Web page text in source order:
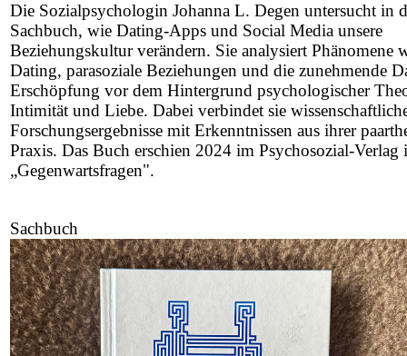
Die Sozialpsychologin Johanna L. Degen untersucht in
Sachbuch, wie Dating-Apps und Social Media unsere
Beziehungskultur verändern. Sie analysiert Phänomene
Dating, parasoziale Beziehungen und die zunehmende
Erschöpfung vor dem Hintergrund psychologischer
Intimität und Liebe. Dabei verbindet sie
Forschungsergebnisse mit Erkenntnissen aus ihrer
Praxis. Das Buch erschien 2024 im Psychosozial-Verlag
„Gegenwartsfragen".
Sachbuch